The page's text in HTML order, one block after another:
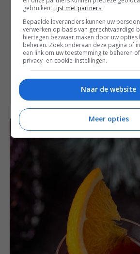
vruchtensap maken. Denk
aan druivensap, appel-
appel-bessensap. Let wel
sap vaak wat zoeter is,
waarschijnlijk geen suiker
voegen.
Bereiding: 5 minuten
gebruiken. Lijst met partners.
Bepaalde leveranciers kunnen uw
verwerken op basis van gerechtvaardigd
hiertegen bezwaar maken door uw opties
beheren. Zoek onderaan deze pagina of
een link om uw toestemming te beheren
privacy- en cookie-instellingen.
Naar de website
Meer opties